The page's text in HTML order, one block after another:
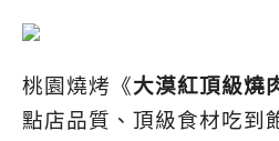
桃園燒烤《大漠紅頂級燒
點店品質、頂級食材吃到